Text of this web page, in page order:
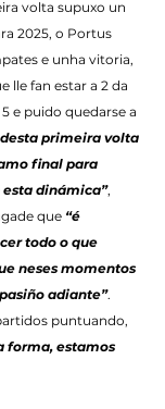
volta supuxo un
2025, o Portus
e unha vitoria,
lle fan estar a 2 da
e puido quedarse a
desta primeira volta
final para
dinámica”,
que “é
todo o que
neses momentos
adiante”.
puntuando,
forma, estamos